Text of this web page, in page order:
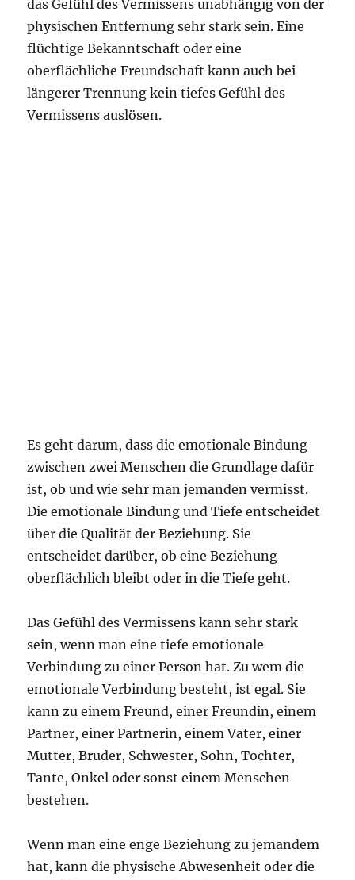
das Gefühl des Vermissens unabhängig von der
physischen Entfernung sehr stark sein. Eine
flüchtige Bekanntschaft oder eine
oberflächliche Freundschaft kann auch bei
längerer Trennung kein tiefes Gefühl des
Vermissens auslösen.
Es geht darum, dass die emotionale Bindung
zwischen zwei Menschen die Grundlage dafür
ist, ob und wie sehr man jemanden vermisst.
Die emotionale Bindung und Tiefe entscheidet
über die Qualität der Beziehung. Sie
entscheidet darüber, ob eine Beziehung
oberflächlich bleibt oder in die Tiefe geht.
Das Gefühl des Vermissens kann sehr stark
sein, wenn man eine tiefe emotionale
Verbindung zu einer Person hat. Zu wem die
emotionale Verbindung besteht, ist egal. Sie
kann zu einem Freund, einer Freundin, einem
Partner, einer Partnerin, einem Vater, einer
Mutter, Bruder, Schwester, Sohn, Tochter,
Tante, Onkel oder sonst einem Menschen
bestehen.
Wenn man eine enge Beziehung zu jemandem
hat, kann die physische Abwesenheit oder die